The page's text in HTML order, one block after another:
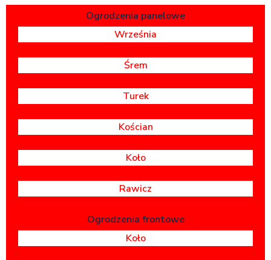
Ogrodzenia panelowe
Września
Śrem
Turek
Kościan
Koło
Rawicz
Ogrodzenia frontowe
Koło